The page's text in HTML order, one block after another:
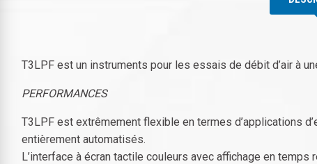
T3LPF est un instruments pour les essais de débit d’air à
PERFORMANCES
T3LPF est extrêmement flexible en termes d’applications
entièrement automatisés.
L’interface à écran tactile couleurs avec affichage en